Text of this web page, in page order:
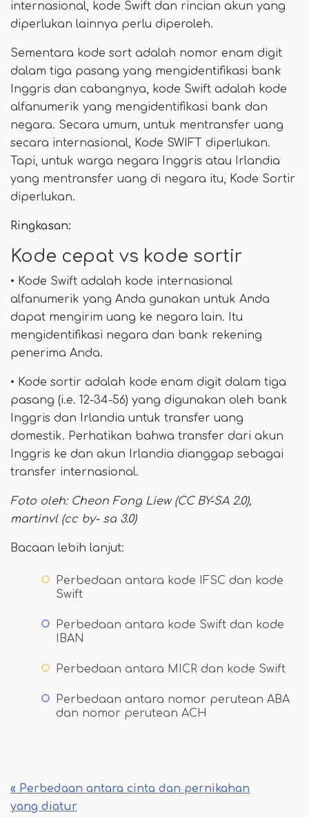
internasional, kode Swift dan rincian akun yang
diperlukan lainnya perlu diperoleh.
Sementara kode sort adalah nomor enam digit
dalam tiga pasang yang mengidentifikasi bank
Inggris dan cabangnya, kode Swift adalah kode
alfanumerik yang mengidentifikasi bank dan
negara. Secara umum, untuk mentransfer uang
secara internasional, Kode SWIFT diperlukan.
Tapi, untuk warga negara Inggris atau Irlandia
yang mentransfer uang di negara itu, Kode Sortir
diperlukan.
Ringkasan:
Kode cepat vs kode sortir
• Kode Swift adalah kode internasional
alfanumerik yang Anda gunakan untuk Anda
dapat mengirim uang ke negara lain. Itu
mengidentifikasi negara dan bank rekening
penerima Anda.
• Kode sortir adalah kode enam digit dalam tiga
pasang (i.e. 12-34-56) yang digunakan oleh bank
Inggris dan Irlandia untuk transfer uang
domestik. Perhatikan bahwa transfer dari akun
Inggris ke dan akun Irlandia dianggap sebagai
transfer internasional.
Foto oleh: Cheon Fong Liew (CC BY-SA 2.0),
martinvl (cc by- sa 3.0)
Bacaan lebih lanjut:
Perbedaan antara kode IFSC dan kode
Swift
Perbedaan antara kode Swift dan kode
IBAN
Perbedaan antara MICR dan kode Swift
Perbedaan antara nomor perutean ABA
dan nomor perutean ACH
« Perbedaan antara cinta dan pernikahan
yang diatur